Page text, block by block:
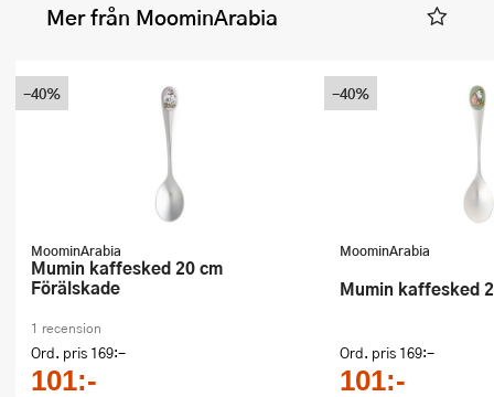
Mer från MoominArabia
MoominArabia
Mumin kaffesked 20 cm
Förälskade
1 recension
Ord. pris 169:-
101:-
-40%
MoominArabia
Mumin kaffesked
Ord. pris 169:-
101:-
-40%